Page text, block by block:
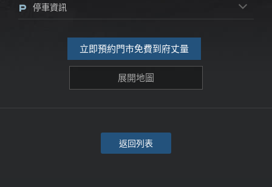
停車資訊
立即預約門市免費到府丈量
展開地圖
返回列表